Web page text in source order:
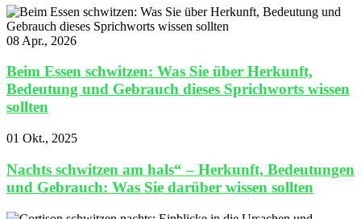
08 Apr., 2026
Beim Essen schwitzen: Was Sie über Herkunft,
Bedeutung und Gebrauch dieses Sprichworts wissen
sollten
01 Okt., 2025
Nachts schwitzen am hals“ – Herkunft, Bedeutungen
und Gebrauch: Was Sie darüber wissen sollten